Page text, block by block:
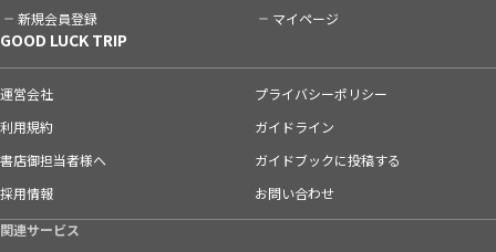
新規会員登録 マイページ
GOOD LUCK TRIP
運営会社
プライバシーポリシー
利用規約
ガイドライン
書店御担当者様へ
ガイドブックに投稿する
採用情報
お問い合わせ
関連サービス